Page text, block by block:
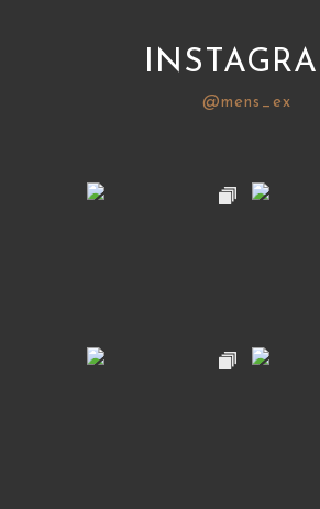
@mens_ex